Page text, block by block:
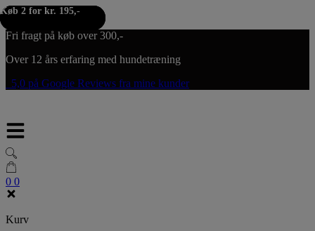
Hop til indholdet
Fri fragt på køb over 300,-
Over 12 års erfaring med hundetræning
5,0 på Google Reviews fra mine kunder
0 0
Kurv
Køb 2 for kr. 195,-
Køb 2 for kr. 195,-
Køb 2 for kr. 195,-